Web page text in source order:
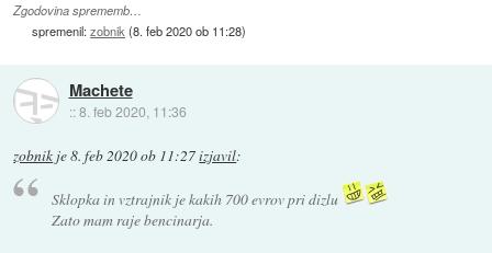
Zgodovina sprememb…
spremenil:zobnik (8. feb 2020 ob 11:28)
Machete
::8. feb 2020, 11:36
zobnik je8. feb 2020 ob 11:27izjavil:
Sklopka in vztrajnik je kakih 700 evrov pri dizlu
Zato mam raje bencinarja.